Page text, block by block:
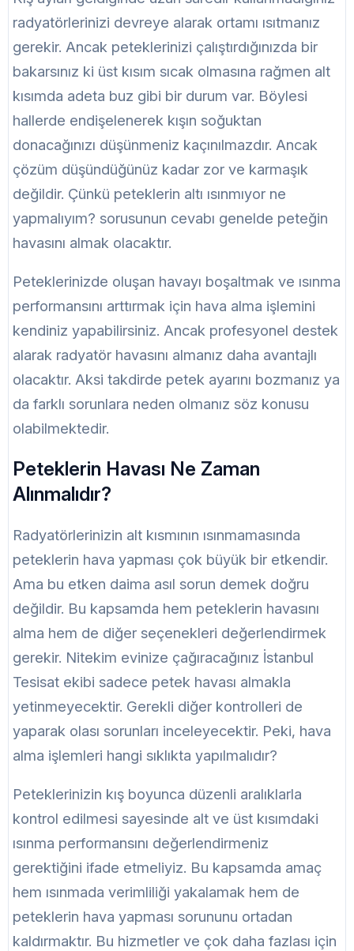
radyatörlerinizi devreye alarak ortamı ısıtmanız
gerekir. Ancak peteklerinizi çalıştırdığınızda bir
bakarsınız ki üst kısım sıcak olmasına rağmen alt
kısımda adeta buz gibi bir durum var. Böylesi
hallerde endişelenerek kışın soğuktan
donacağınızı düşünmeniz kaçınılmazdır. Ancak
çözüm düşündüğünüz kadar zor ve karmaşık
değildir. Çünkü peteklerin altı ısınmıyor ne
yapmalıyım? sorusunun cevabı genelde peteğin
havasını almak olacaktır.
Peteklerinizde oluşan havayı boşaltmak ve ısınma
performansını arttırmak için hava alma işlemini
kendiniz yapabilirsiniz. Ancak profesyonel destek
alarak radyatör havasını almanız daha avantajlı
olacaktır. Aksi takdirde petek ayarını bozmanız ya
da farklı sorunlara neden olmanız söz konusu
olabilmektedir.
Peteklerin Havası Ne Zaman
Alınmalıdır?
Radyatörlerinizin alt kısmının ısınmamasında
peteklerin hava yapması çok büyük bir etkendir.
Ama bu etken daima asıl sorun demek doğru
değildir. Bu kapsamda hem peteklerin havasını
alma hem de diğer seçenekleri değerlendirmek
gerekir. Nitekim evinize çağıracağınız İstanbul
Tesisat ekibi sadece petek havası almakla
yetinmeyecektir. Gerekli diğer kontrolleri de
yaparak olası sorunları inceleyecektir. Peki, hava
alma işlemleri hangi sıklıkta yapılmalıdır?
Peteklerinizin kış boyunca düzenli aralıklarla
kontrol edilmesi sayesinde alt ve üst kısımdaki
ısınma performansını değerlendirmeniz
gerektiğini ifade etmeliyiz. Bu kapsamda amaç
hem ısınmada verimliliği yakalamak hem de
peteklerin hava yapması sorununu ortadan
kaldırmaktır. Bu hizmetler ve çok daha fazlası için